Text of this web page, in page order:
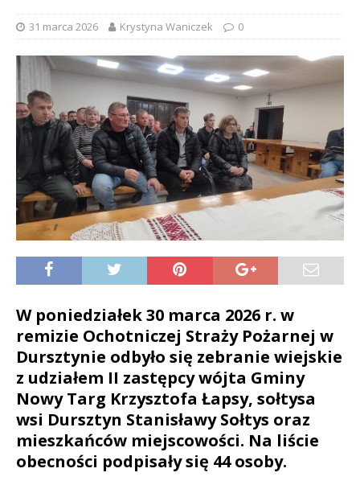
31 marca 2026 Krystyna Waniczek 0
W poniedziałek 30 marca 2026 r. w
remizie Ochotniczej Straży Pożarnej w
Dursztynie odbyło się zebranie wiejskie
z udziałem II zastępcy wójta Gminy
Nowy Targ Krzysztofa Łapsy, sołtysa
wsi Dursztyn Stanisławy Sołtys oraz
mieszkańców miejscowości. Na liście
obecności podpisały się 44 osoby.